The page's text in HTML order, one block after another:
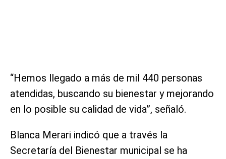
“Hemos llegado a más de mil 440 personas
atendidas, buscando su bienestar y mejorando
en lo posible su calidad de vida”, señaló.
Blanca Merari indicó que a través la
Secretaría del Bienestar municipal se ha